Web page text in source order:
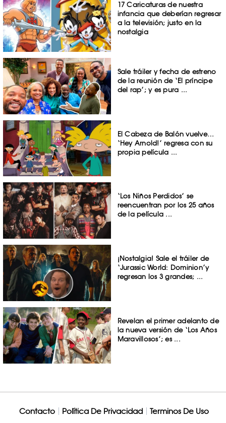
17 Caricaturas de nuestra
infancia que deberían regresar
a la televisión; justo en la
nostalgia
Sale tráiler y fecha de estreno
de la reunión de ‘El príncipe
del rap’; y es pura ...
El Cabeza de Balón vuelve…
‘Hey Arnold!’ regresa con su
propia película ...
‘Los Niños Perdidos’ se
reencuentran por los 25 años
de la película ...
¡Nostalgia! Sale el tráiler de
‘Jurassic World: Dominion’y
regresan los 3 grandes; ...
Revelan el primer adelanto de
la nueva versión de ‘Los Años
Maravillosos’; es ...
Contacto Política De Privacidad Terminos De Uso